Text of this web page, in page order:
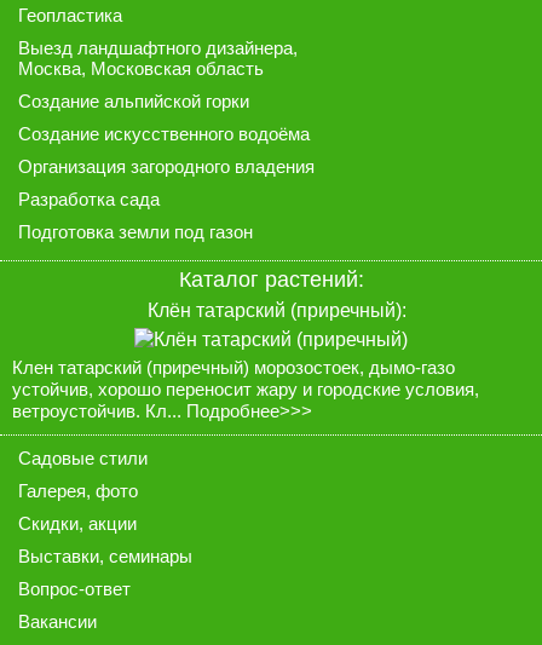
Геопластика
Выезд ландшафтного дизайнера,
Москва, Московская область
Создание альпийской горки
Создание искусственного водоёма
Организация загородного владения
Разработка сада
Подготовка земли под газон
Каталог растений:
Клён татарский (приречный):
Клен татарский (приречный) морозостоек, дымо-газо
устойчив, хорошо переносит жару и городские условия,
ветроустойчив. Кл... Подробнее>>>
Садовые стили
Галерея, фото
Скидки, акции
Выставки, семинары
Вопрос-ответ
Вакансии